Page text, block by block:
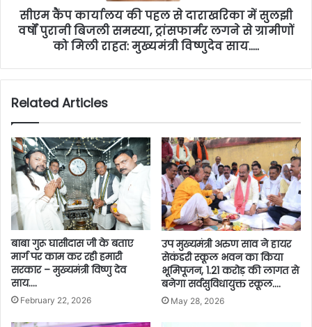
सीएम कैंप कार्यालय की पहल से दाराखरिका में सुलझी
वर्षों पुरानी बिजली समस्या, ट्रांसफार्मर लगने से ग्रामीणों
को मिली राहत: मुख्यमंत्री विष्णुदेव साय…..
Related Articles
बाबा गुरू घासीदास जी के बताए
मार्ग पर काम कर रही हमारी
सरकार – मुख्यमंत्री विष्णु देव
साय….
February 22, 2026
उप मुख्यमंत्री अरुण साव ने हायर
सेकंडरी स्कूल भवन का किया
भूमिपूजन, 1.21 करोड़ की लागत से
बनेगा सर्वसुविधायुक्त स्कूल….
May 28, 2026